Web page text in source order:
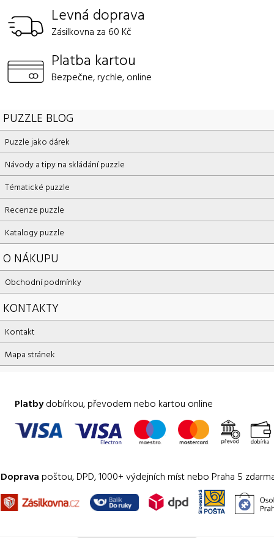
Levná doprava
Zásilkovna za 60 Kč
Platba kartou
Bezpečne, rychle, online
PUZZLE BLOG
Puzzle jako dárek
Návody a tipy na skládání puzzle
Tématické puzzle
Recenze puzzle
Katalogy puzzle
O NÁKUPU
Obchodní podmínky
KONTAKTY
Kontakt
Mapa stránek
Platbydobírkou, převodem nebo kartou online
Doprava poštou, DPD, 1000+ výdejních míst nebo Praha 5